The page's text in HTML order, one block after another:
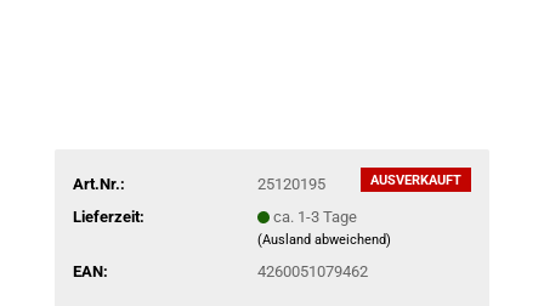
AUSVERKAUFT
Art.Nr.:
25120195
Lieferzeit:
ca. 1-3 Tage
(Ausland abweichend)
EAN: 4260051079462